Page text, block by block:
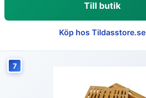
Till butik
Köp hos Tildasstore.se
7